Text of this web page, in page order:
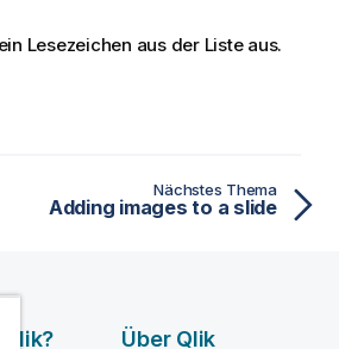
Lesezeichen aus der Liste aus.
Nächstes Thema
Adding images to a slide
Qlik? Über Qlik